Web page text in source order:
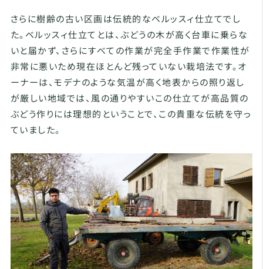
さらに樹齢の古い区画は伝統的なベルッスィ仕立てでし
た。ベルッスィ仕立てとは、ぶどうの木が高く台車に乗らな
いと届かず、さらにすべての作業が完全手作業で作業性が
非常に悪いため現在ほとんど残っていない栽培法です。オ
ーナーは、モデナのような気温が高く地表からの照り返し
が厳しい地域では、風の通りやすいこの仕立てが高品質の
ぶどう作りには理想的ということで、この貴重な伝統を守っ
ていました。